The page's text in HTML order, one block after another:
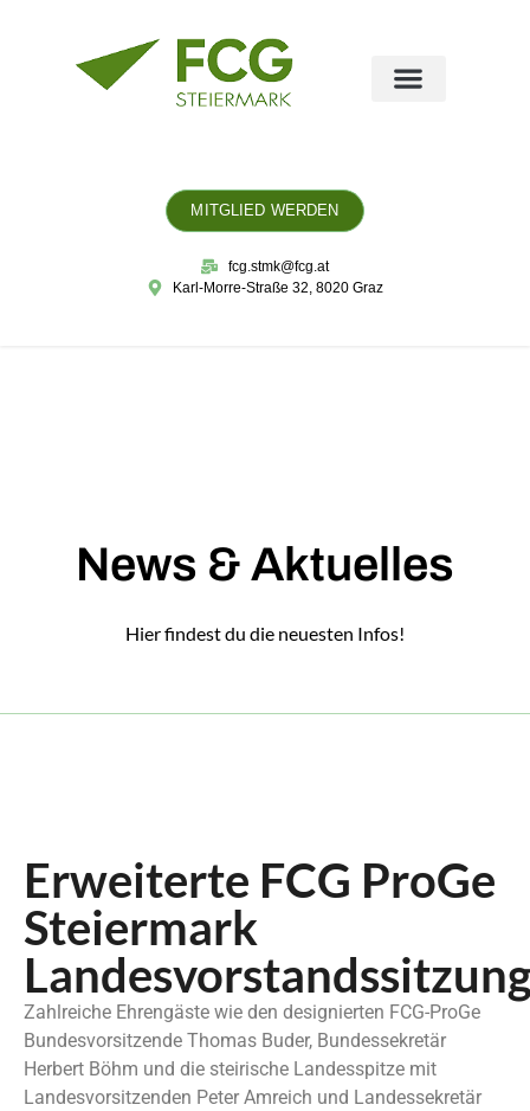
MITGLIED WERDEN
fcg.stmk@fcg.at
Karl-Morre-Straße 32, 8020 Graz
News & Aktuelles
Hier findest du die neuesten Infos!
Erweiterte FCG ProGe
Steiermark
Zahlreiche Ehrengäste wie den designierten FCG-ProGe
Bundesvorsitzende Thomas Buder, Bundessekretär
Herbert Böhm und die steirische Landesspitze mit
Landesvorsitzenden Peter Amreich und Landessekretär